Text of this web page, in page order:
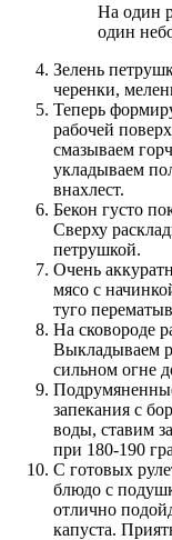
На один
один
Зелень
черенки,
Теперь
рабочей
смазываем
укладываем
внахлест.
Бекон густо
Сверху
петрушкой.
Очень
мясо с
туго
На сковороде
Выкладываем
сильном огне
запекания с
воды, ставим
при 180-190
С готовых
блюдо с
отлично
капуста.